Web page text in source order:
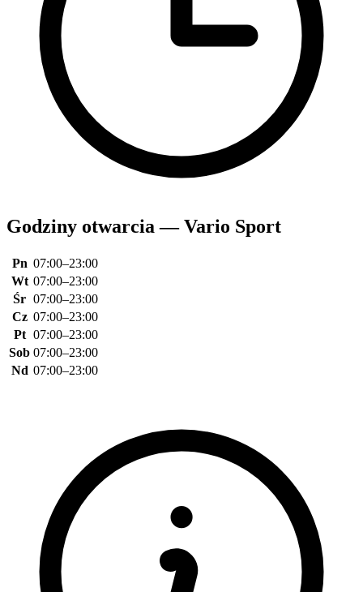
Godziny otwarcia — Vario Sport
Pn 07:00–23:00
Wt 07:00–23:00
Śr 07:00–23:00
Cz 07:00–23:00
Pt 07:00–23:00
Sob 07:00–23:00
Nd 07:00–23:00